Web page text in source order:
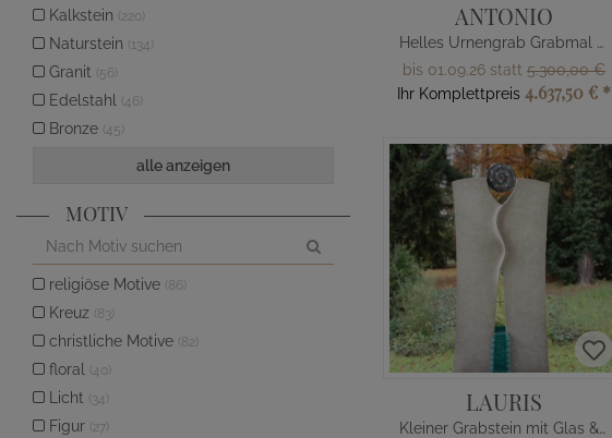
ANTONIO
Helles Urnengrab Grabmal mit Kreuz
bis 01.09.26 statt 5.300,00 €
Ihr Komplettpreis 4.637,50 € *
LAURIS
Kleiner Grabstein mit Glas & Sternen
Kalkstein (220)
Naturstein (134)
Granit (56)
Edelstahl (46)
Bronze (45)
alle anzeigen
MOTIV
religiöse Motive (86)
Kreuz (83)
christliche Motive (82)
floral (40)
Licht (34)
Figur (27)